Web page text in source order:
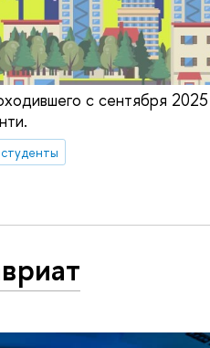
с сентября
студенты